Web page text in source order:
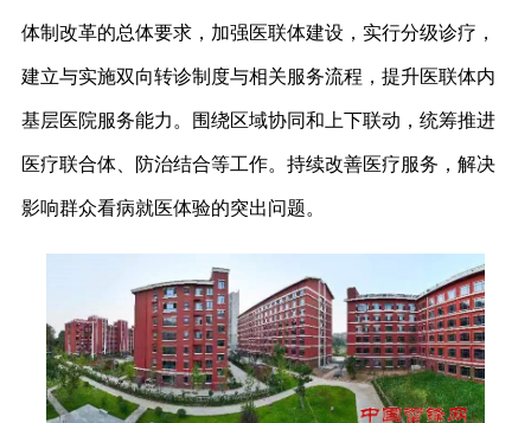
体制改革的总体要求，加强医联体建设，实行分级诊疗，
建立与实施双向转诊制度与相关服务流程，提升医联体内
基层医院服务能力。围绕区域协同和上下联动，统筹推进
医疗联合体、防治结合等工作。持续改善医疗服务，解决
影响群众看病就医体验的突出问题。